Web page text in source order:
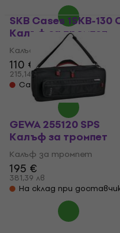
SKB Cases 1SKB-130
Калъф за тромпет
Калъф за тромпет
110 €
215,14 лв
Само по поръчка
GEWA 255120 SPS
Калъф за тромпет
Калъф за тромпет
195 €
381,39 лв
На склад при